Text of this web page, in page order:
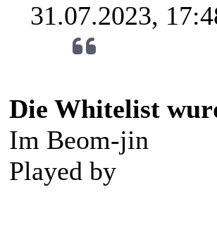
31.07.2023,
Die Whitelist
Im Beom-jin
Played by